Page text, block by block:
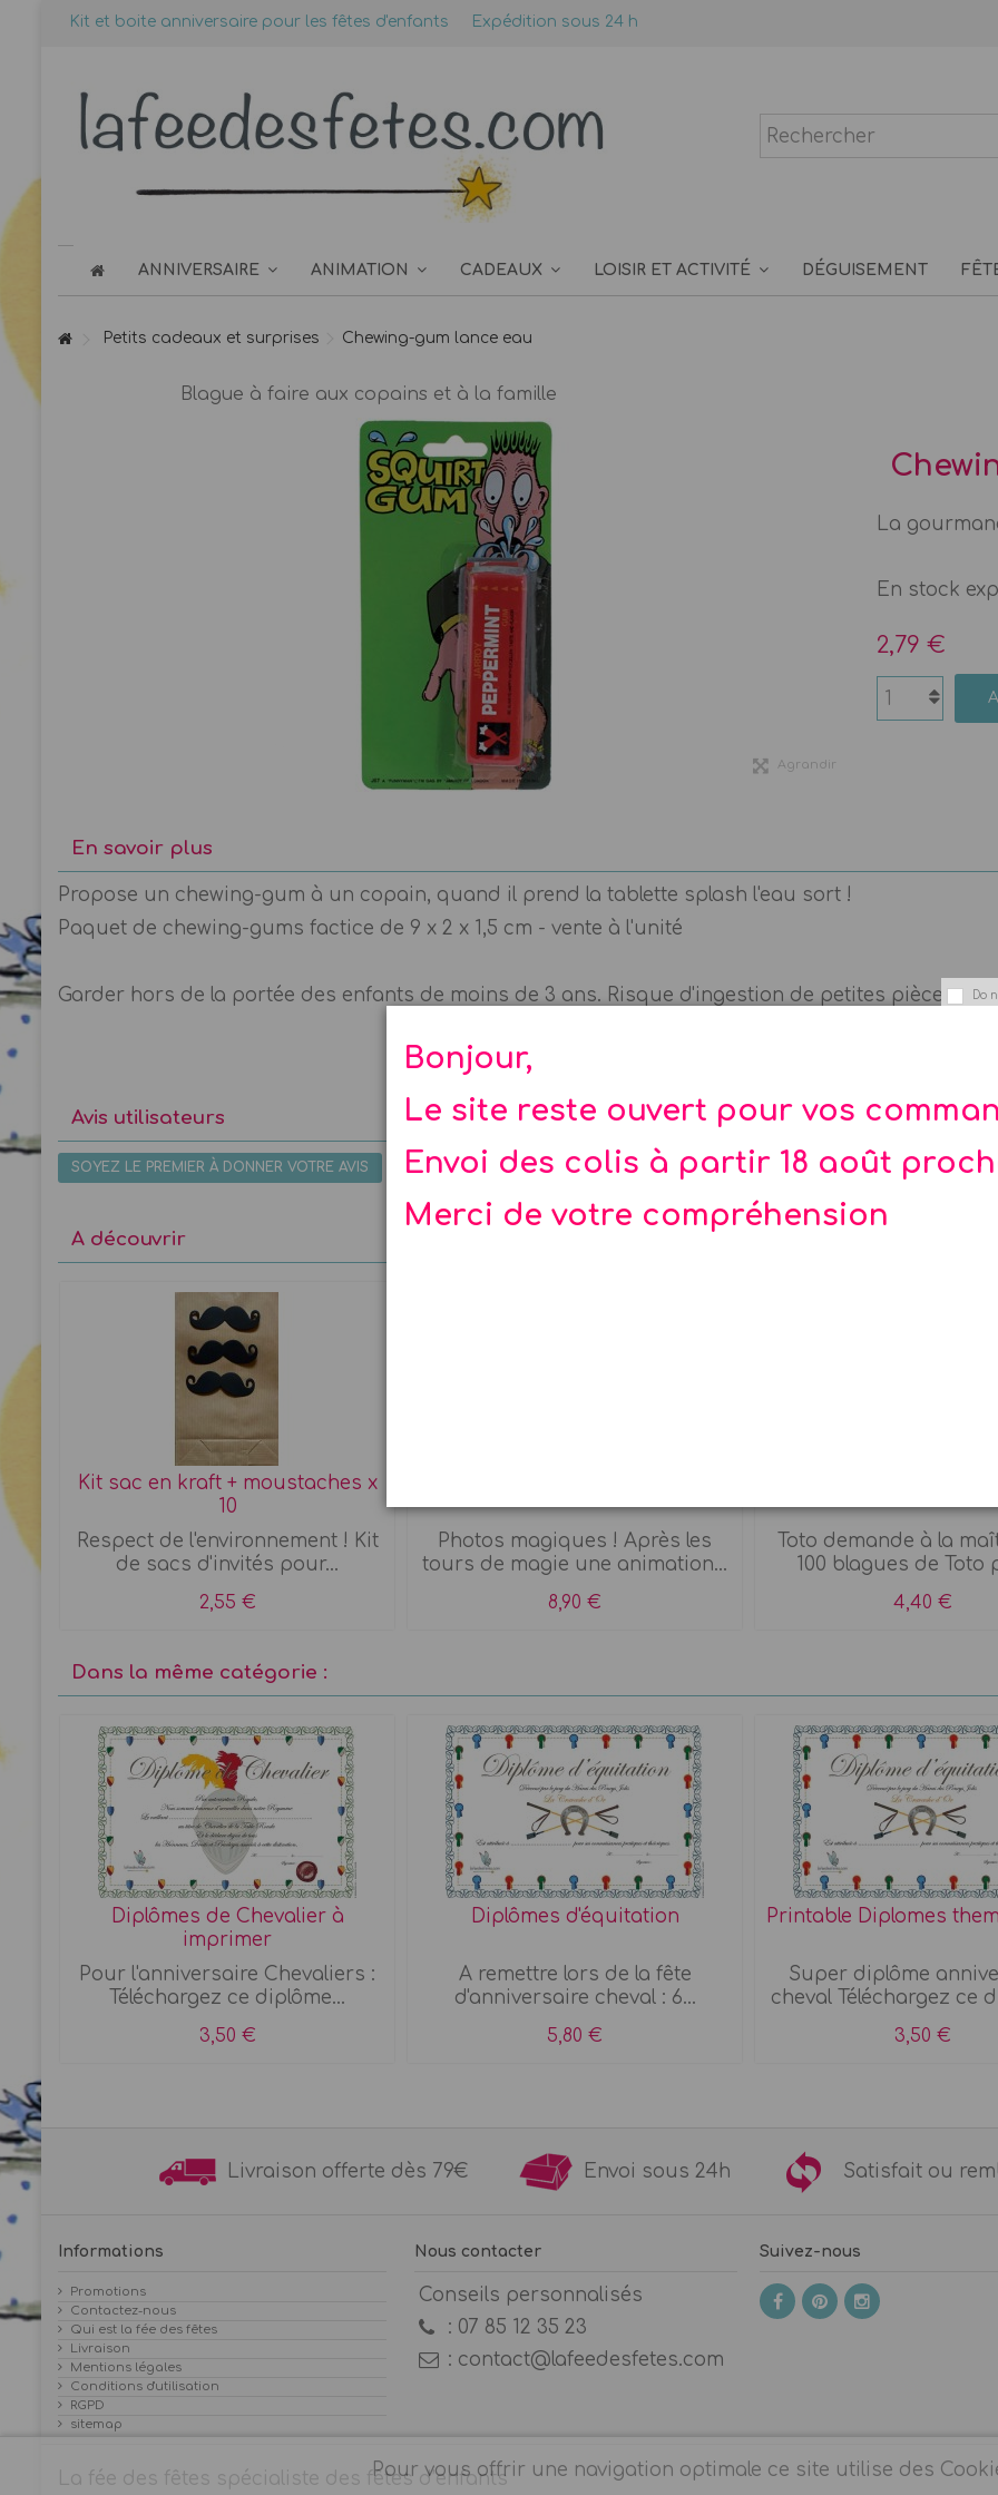
Do
Bonjour,
Le site reste ouvert pour vos
Envoi des colis à partir 18 août
Merci de votre compréhension
Kit et boite anniversaire pour les fêtes d'enfants Expédition sous 24 h
ANNIVERSAIRE ANIMATION CADEAUX LOISIR ET ACTIVITÉ DÉGUISEMENT
Petits cadeaux et surprises Chewing-gum lance eau
Blague à faire aux copains et à la famille
Agrandir
La
En stock
2,79 €
En savoir plus
Propose un chewing-gum à un copain, quand il prend la tablette splash l'eau sort !
Paquet de chewing-gums factice de 9 x 2 x 1,5 cm - vente à l'unité
Garder hors de la portée des enfants de moins de 3 ans. Risque d'ingestion de petites pièces ou
Avis utilisateurs
SOYEZ LE PREMIER À DONNER VOTRE AVIS
A découvrir
Kit sac en kraft + moustaches x
10
Respect de l'environnement ! Kit
de sacs d'invités pour...
2,55 €
Photos magiques ! Après les
tours de magie une animation...
8,90 €
Toto demande à la
100 blagues de Toto
4,40 €
Dans la même catégorie :
Diplômes de Chevalier à
imprimer
Pour l'anniversaire Chevaliers :
Téléchargez ce diplôme...
3,50 €
Diplômes d'équitation
A remettre lors de la fête
d'anniversaire cheval : 6...
5,80 €
Printable Diplomes
Super diplôme
cheval Téléchargez ce
3,50 €
Livraison offerte dès 79€ Envoi sous 24h Satisfait ou
Informations
Promotions
Contactez-nous
Qui est la fée des fêtes
Livraison
Mentions légales
Conditions d'utilisation
RGPD
sitemap
Nous contacter
Conseils personnalisés
: 07 85 12 35 23
: contact@lafeedesfetes.com
Suivez-nous
La fée des fêtes spécialiste des fêtes d’enfantsPour vous offrir une navigation optimale ce site utilise des